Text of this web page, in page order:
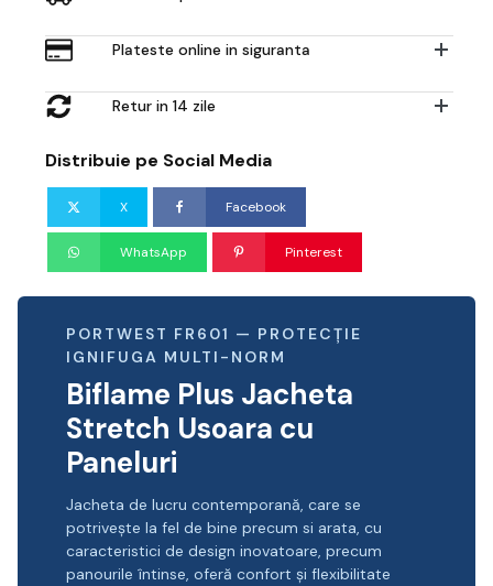
Plateste online in siguranta
Retur in 14 zile
Distribuie pe Social Media
X Facebook
WhatsApp Pinterest
PORTWEST FR601 — PROTECȚIE
IGNIFUGA MULTI-NORM
Biflame Plus Jacheta
Stretch Usoara cu
Paneluri
Jacheta de lucru contemporană, care se
potrivește la fel de bine precum si arata, cu
caracteristici de design inovatoare, precum
panourile întinse, oferă confort și flexibilitate